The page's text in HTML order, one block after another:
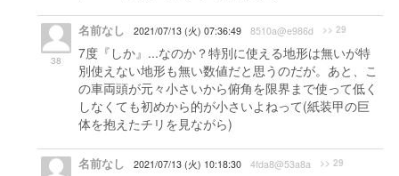
38
名前なし 2021/07/13 (火) 07:36:49 8510a@e986d >> 29
7度『しか』...なのか？特別に使える地形は無いが特
別使えない地形も無い数値だと思うのだが。あと、こ
の車両頭が元々小さいから俯角を限界まで使って低く
しなくても初めから的が小さいよねって(紙装甲の巨
体を抱えたチリを見ながら)
名前なし 2021/07/13 (火) 10:18:30 4fda8@53a8a >> 29